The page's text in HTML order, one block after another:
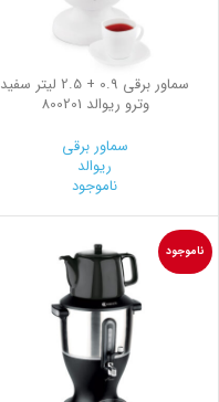
سماور برقی 0.9 + 2.5 لیتر سفید
وترو ریوالد 800201
سماور برقی
ریوالد
ناموجود
ناموجود